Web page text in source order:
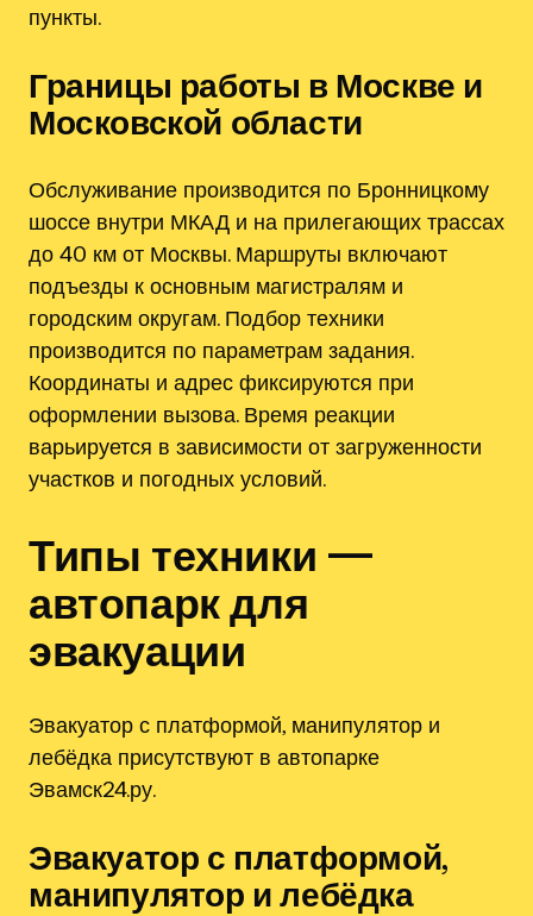
пункты.
Границы работы в Москве и
Московской области
Обслуживание производится по Бронницкому
шоссе внутри МКАД и на прилегающих трассах
до 40 км от Москвы. Маршруты включают
подъезды к основным магистралям и
городским округам. Подбор техники
производится по параметрам задания.
Координаты и адрес фиксируются при
оформлении вызова. Время реакции
варьируется в зависимости от загруженности
участков и погодных условий.
Типы техники —
автопарк для
эвакуации
Эвакуатор с платформой, манипулятор и
лебёдка присутствуют в автопарке
Эвамск24.ру.
Эвакуатор с платформой,
манипулятор и лебёдка